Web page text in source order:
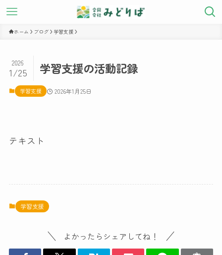
ホーム ブログ 学習支援
学習支援の活動記録
2026
1/25
学習支援 2026年1月25日
テキスト
学習支援
よかったらシェアしてね！